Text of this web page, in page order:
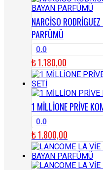
NARCİSO
PARFÜMÜ
0.0
₺1.180,00
1 MİLLİONE PRİVE
0.0
₺1.800,00